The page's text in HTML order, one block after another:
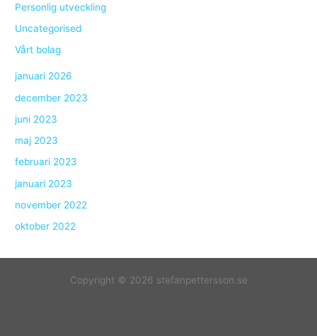
Personlig utveckling
Uncategorised
Vårt bolag
januari 2026
december 2023
juni 2023
maj 2023
februari 2023
januari 2023
november 2022
oktober 2022
Copyright © 2026 stefanpettersson.se